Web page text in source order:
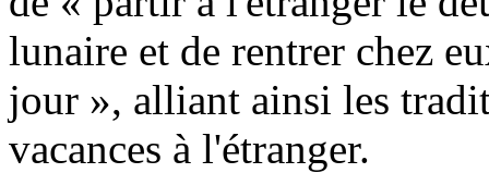
lunaire et de rentrer chez
jour », alliant ainsi les
vacances à l'étranger.